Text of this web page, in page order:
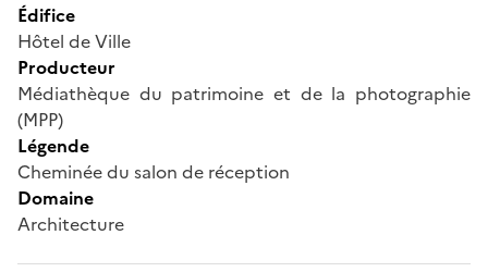
Édifice
Hôtel de Ville
Producteur
Médiathèque du patrimoine et de la photographie
(MPP)
Légende
Cheminée du salon de réception
Domaine
Architecture